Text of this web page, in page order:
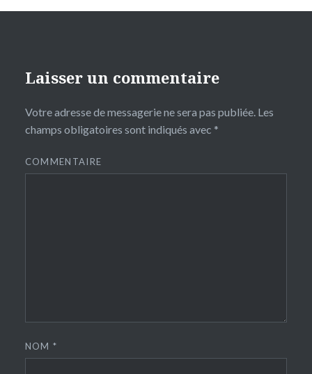
Laisser un commentaire
Votre adresse de messagerie ne sera pas publiée. Les
champs obligatoires sont indiqués avec *
COMMENTAIRE
NOM*